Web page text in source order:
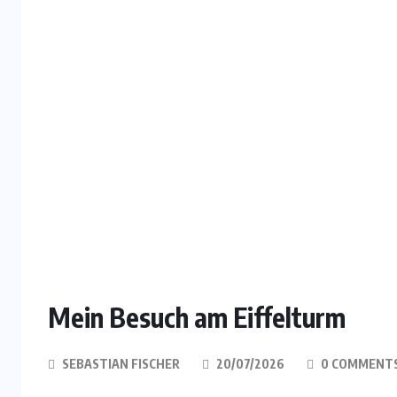
Mein Besuch am Eiffelturm
SEBASTIAN FISCHER 20/07/2026 0